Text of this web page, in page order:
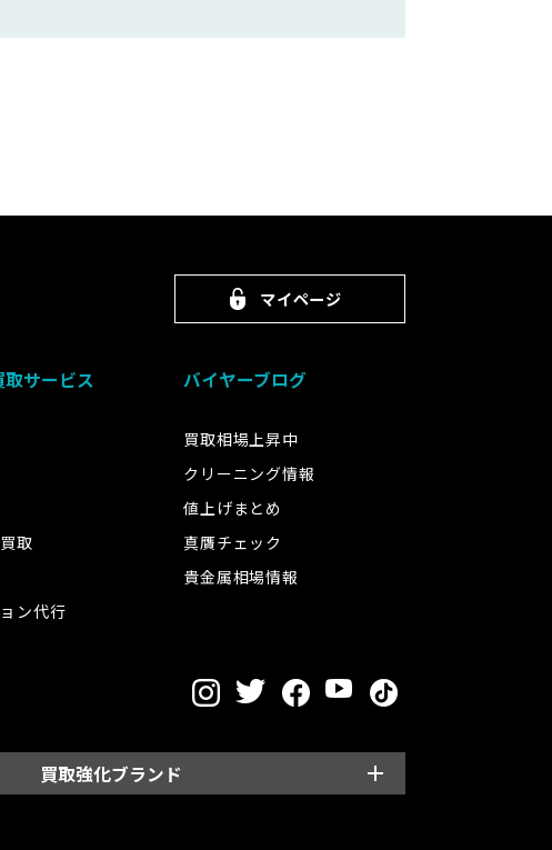
マイページ
サービス
取
ン代行
バイヤーブログ
買取相場上昇中
クリーニング情報
値上げまとめ
真贋チェック
貴金属相場情報
買取強化ブランド